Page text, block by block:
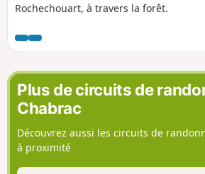
Rochechouart, à travers la forêt.
Plus de circuits de
Chabrac
Découvrez aussi les circuits de
à proximité